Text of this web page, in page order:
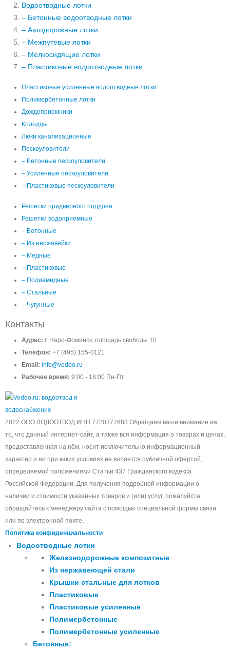
Водоотводные лотки
– Бетонные водоотводные лотки
– Автодорожные лотки
– Межпутевые лотки
– Мелкосидящие лотки
– Пластиковые водоотводные лотки
Пластиковые усиленные водоотводные лотки
Полимербетонные лотки
Дождеприемники
Колодцы
Люки канализационные
Пескоуловители
– Бетонные пескоуловители
– Усиленные пескоуловители
– Пластиковые пескоуловители
Решетки придверного поддона
Решетки водоприемные
– Бетонные
– Из нержавейки
– Медные
– Пластиковые
– Полиамидные
– Стальные
– Чугунные
Контакты
Адрес: г. Наро-Фоминск, площадь свободы 10
Телефон: +7 (495) 155-0121
Email: info@vodoo.ru
Рабочее время: 9:00 - 18:00 Пн-Пт
2022 ООО ВОДООТВОД ИНН 7720377683 Обращаем ваше внимание на
то, что данный интернет-сайт, а также вся информация о товарах и ценах,
предоставленная на нём, носит исключительно информационный
характер и ни при каких условиях не является публичной офертой,
определяемой положениями Статьи 437 Гражданского кодекса
Российской Федерации. Для получения подробной информации о
наличии и стоимости указанных товаров и (или) услуг, пожалуйста,
обращайтесь к менеджеру сайта с помощью специальной формы связи
или по электронной почте.
Политика конфиденциальности
Водоотводные лотки
Железнодорожные композитные
Из нержавеющей стали
Крышки стальные для лотков
Пластиковые
Пластиковые усиленные
Полимербетонные
Полимербетонные усиленные
Бетонные: